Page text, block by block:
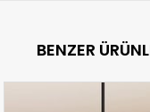
BENZER